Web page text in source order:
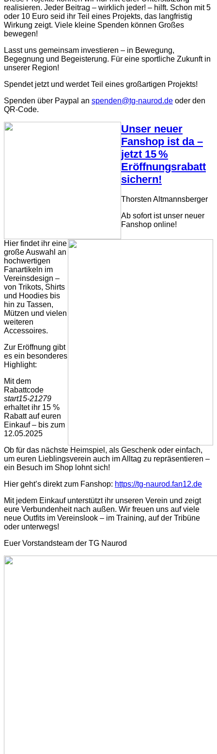
realisieren. Jeder Beitrag – wirklich jeder! – hilft. Schon mit 5
oder 10 Euro seid ihr Teil eines Projekts, das langfristig
Wirkung zeigt. Viele kleine Spenden können Großes
bewegen!
Lasst uns gemeinsam investieren – in Bewegung,
Begegnung und Begeisterung. Für eine sportliche Zukunft in
unserer Region!
Spendet jetzt und werdet Teil eines großartigen Projekts!
Spenden über Paypal an spenden@tg-naurod.de oder den
QR-Code.
Unser neuer
Fanshop ist da –
jetzt 15 %
Eröffnungsrabatt
sichern!
Thorsten Altmannsberger
Ab sofort ist unser neuer
Fanshop online!
Hier findet ihr eine
große Auswahl an
hochwertigen
Fanartikeln im
Vereinsdesign –
von Trikots, Shirts
und Hoodies bis
hin zu Tassen,
Mützen und vielen
weiteren
Accessoires.
Zur Eröffnung gibt
es ein besonderes
Highlight:
Mit dem
Rabattcode
start15-21279
erhaltet ihr 15 %
Rabatt auf euren
Einkauf – bis zum
12.05.2025
Ob für das nächste Heimspiel, als Geschenk oder einfach,
um euren Lieblingsverein auch im Alltag zu repräsentieren –
ein Besuch im Shop lohnt sich!
Hier geht’s direkt zum Fanshop: https://tg-naurod.fan12.de
Mit jedem Einkauf unterstützt ihr unseren Verein und zeigt
eure Verbundenheit nach außen. Wir freuen uns auf viele
neue Outfits im Vereinslook – im Training, auf der Tribüne
oder unterwegs!
Euer Vorstandsteam der TG Naurod